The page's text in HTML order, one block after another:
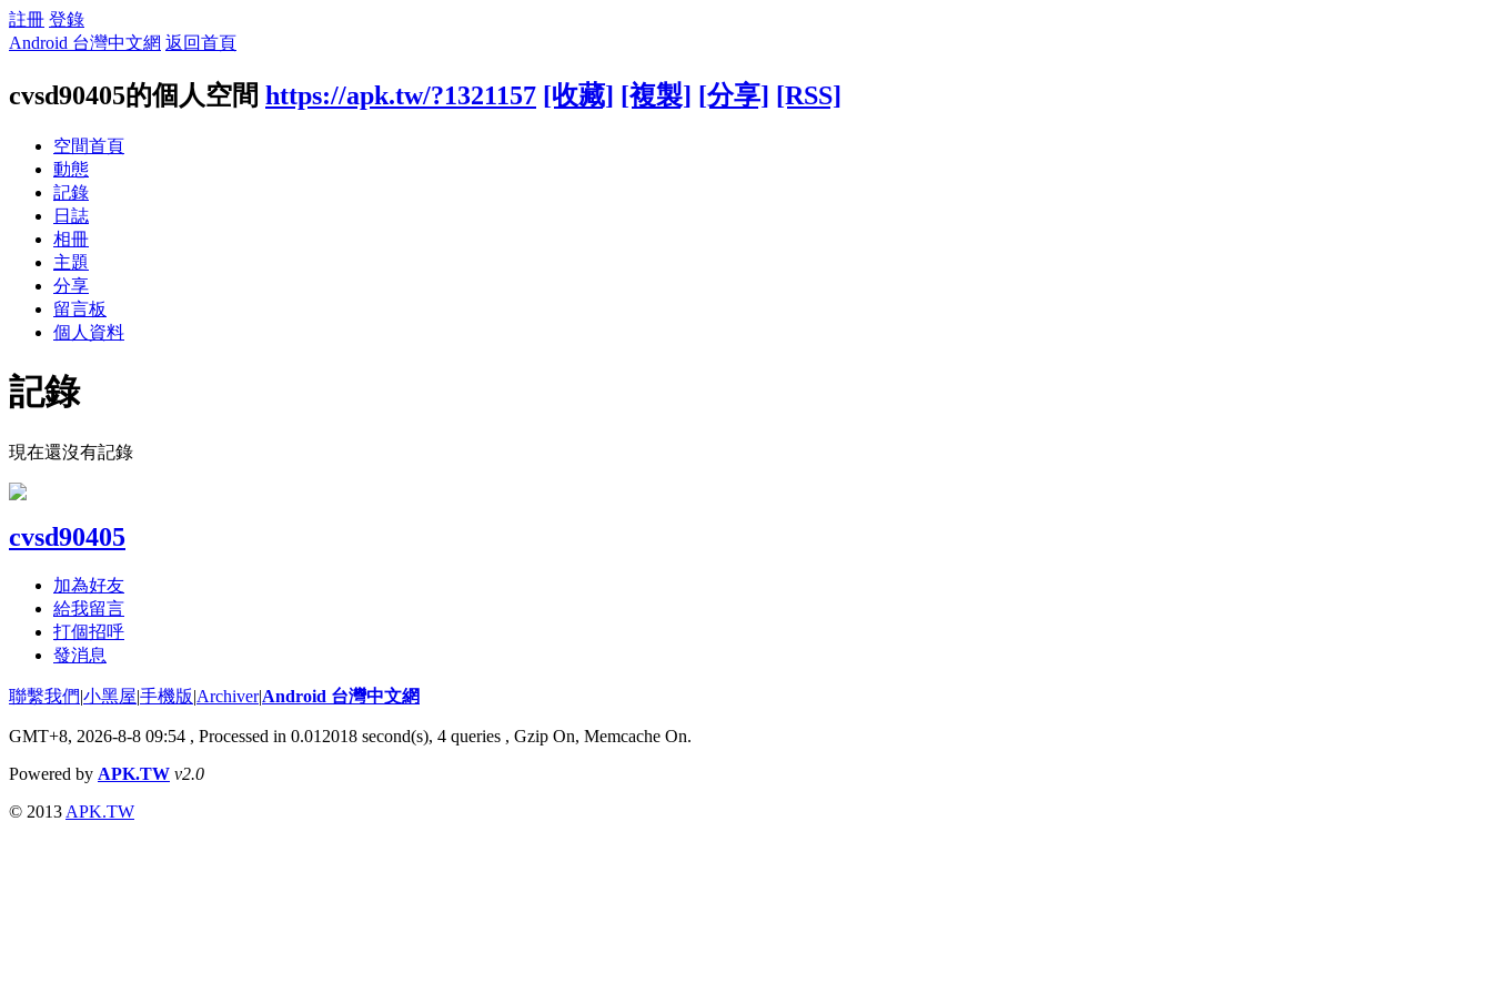
註冊 登錄
Android 台灣中文網 返回首頁
cvsd90405的個人空間 https://apk.tw/?1321157 [收藏] [複製] [分享] [RSS]
空間首頁
動態
記錄
日誌
相冊
主題
分享
留言板
個人資料
記錄
現在還沒有記錄
cvsd90405
加為好友
給我留言
打個招呼
發消息
聯繫我們|小黑屋|手機版|Archiver|Android 台灣中文網
GMT+8, 2026-8-8 09:54 , Processed in 0.012018 second(s), 4 queries , Gzip On, Memcache On.
Powered by APK.TW v2.0
© 2013 APK.TW